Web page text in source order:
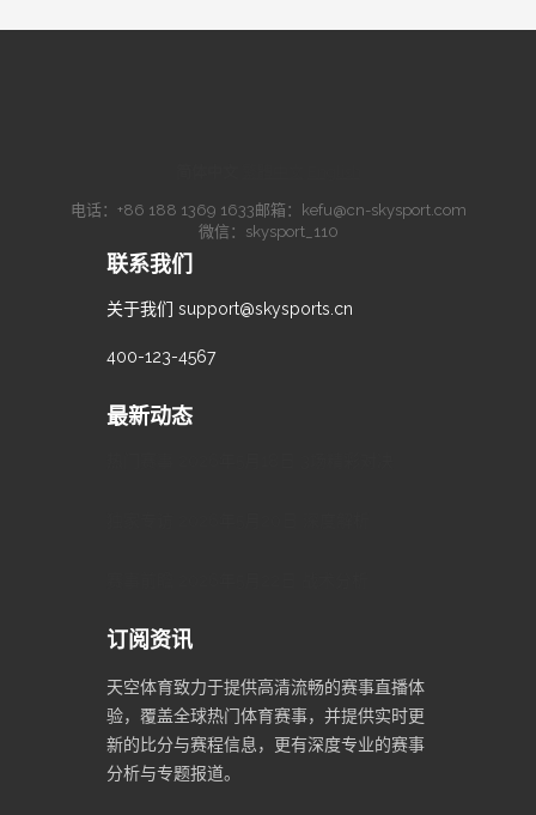
电话： +86 188 1369 1633邮箱： kefu@cn-skysport.com
微信：skysport_110
联系我们
关于我们 support@skysports.cn
400-123-4567
最新动态
订阅资讯
天空体育致力于提供高清流畅的赛事直播体
验，覆盖全球热门体育赛事，并提供实时更
新的比分与赛程信息，更有深度专业的赛事
分析与专题报道。